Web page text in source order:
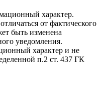
характер.
от фактического
быть изменена
уведомления.
характер и не
п.2 ст. 437 ГК